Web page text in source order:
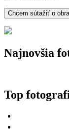
Najnovšia
Top